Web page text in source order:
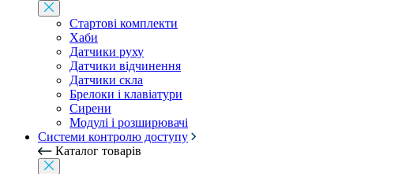
Стартові комплекти
Хаби
Датчики руху
Датчики відчинення
Датчики скла
Брелоки і клавіатури
Сирени
Модулі і розширювачі
Системи контролю доступу
Каталог товарів